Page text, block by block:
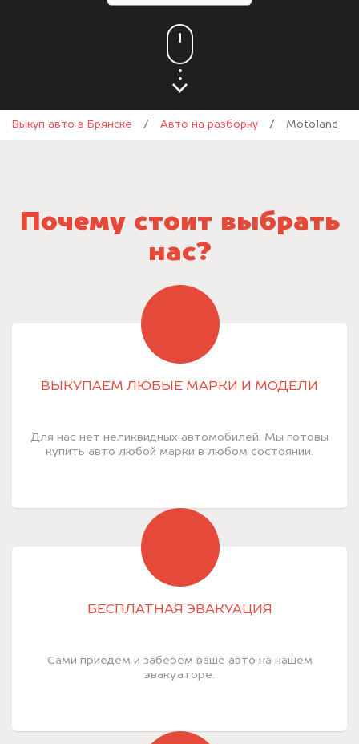
Выкуп авто в Брянске / Авто на разборку / Motoland
Почему стоит выбрать
нас?
ВЫКУПАЕМ ЛЮБЫЕ МАРКИ И МОДЕЛИ
Для нас нет неликвидных автомобилей. Мы готовы
купить авто любой марки в любом состоянии.
БЕСПЛАТНАЯ ЭВАКУАЦИЯ
Сами приедем и заберём ваше авто на нашем
эвакуаторе.